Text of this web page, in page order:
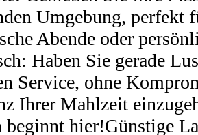
Umgebung, perfekt
Abende oder
Haben Sie gerade
Service, ohne
Ihrer Mahlzeit
hier!Günstige